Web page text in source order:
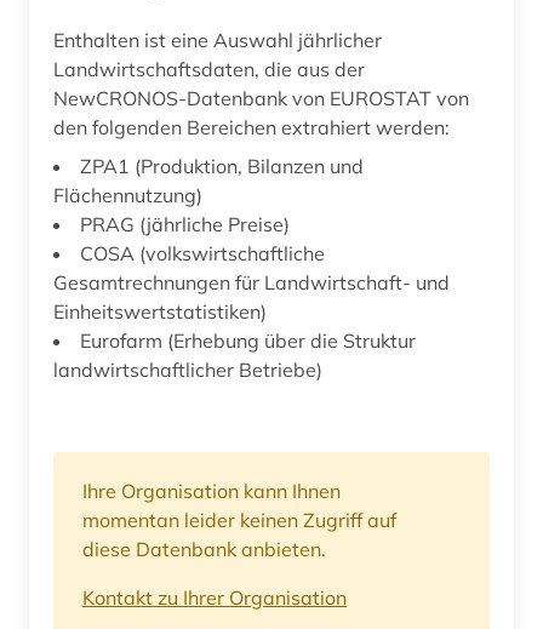
Enthalten ist eine Auswahl jährlicher
Landwirtschaftsdaten, die aus der
NewCRONOS-Datenbank von EUROSTAT von
den folgenden Bereichen extrahiert werden:
ZPA1 (Produktion, Bilanzen und
Flächennutzung)
PRAG (jährliche Preise)
COSA (volkswirtschaftliche
Gesamtrechnungen für Landwirtschaft- und
Einheitswertstatistiken)
Eurofarm (Erhebung über die Struktur
landwirtschaftlicher Betriebe)
Ihre Organisation kann Ihnen
momentan leider keinen Zugriff auf
diese Datenbank anbieten.
Kontakt zu Ihrer Organisation